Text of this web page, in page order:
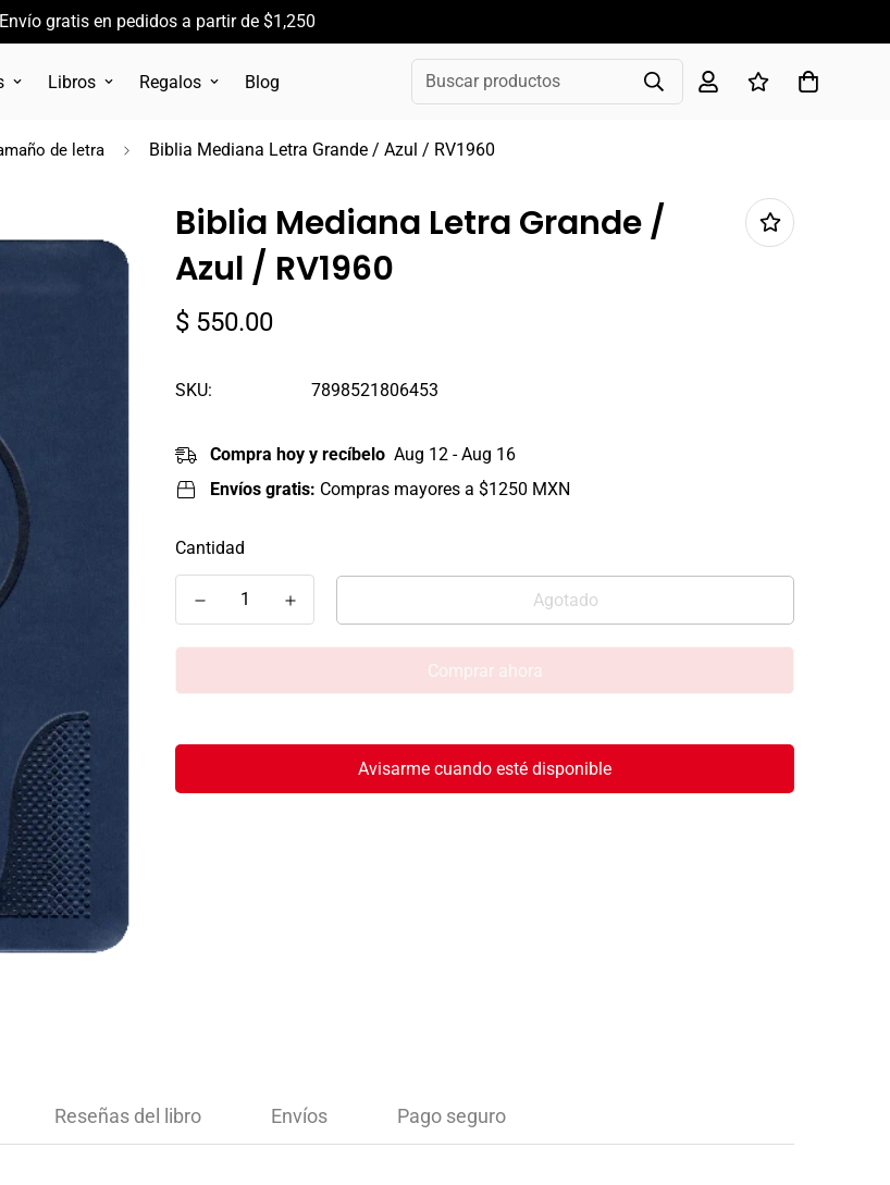
gratis en pedidos a partir de $1,250
Libros Regalos Blog Buscar productos
de letra Biblia Mediana Letra Grande / Azul / RV1960
Biblia Mediana Letra Grande /
Azul / RV1960
Precio
$ 550.00
SKU: 7898521806453
Compra hoy y recíbelo Aug 12 - Aug 16
Envíos gratis: Compras mayores a $1250 MXN
Cantidad
Agotado
Comprar ahora
Avisarme cuando esté disponible
Reseñas del libro Envíos Pago seguro